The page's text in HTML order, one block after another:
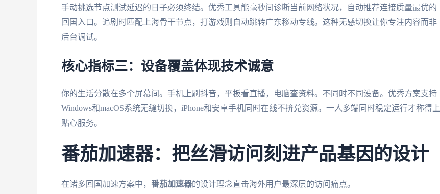
手动挑选节点测试延迟的日子必须终结。优秀工具能毫秒间诊断当前网络状况，自动推荐连接质量最优的
回国入口。追剧时匹配上海骨干节点，打游戏则自动跳转广东移动专线。这种无感切换让你专注内容而非
后台调试。
核心指标三：设备覆盖体现技术诚意
你的生活分散在多个屏幕间。手机上刷抖音，平板看直播，电脑查资料。不同时不同设备。优秀方案支持
Windows和macOS系统无缝切换，iPhone和安卓手机同时在线不挤兑资源。一人多端同时稳定运行才称得上
贴心服务。
番茄加速器：把丝滑访问刻进产品基因的设计
在诸多回国加速方案中， 番茄加速器的设计理念直击海外用户最深层的访问痛点。